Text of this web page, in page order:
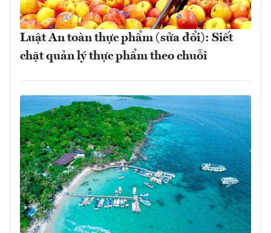
Luật An toàn thực phẩm (sửa đổi): Siết
chặt quản lý thực phẩm theo chuỗi